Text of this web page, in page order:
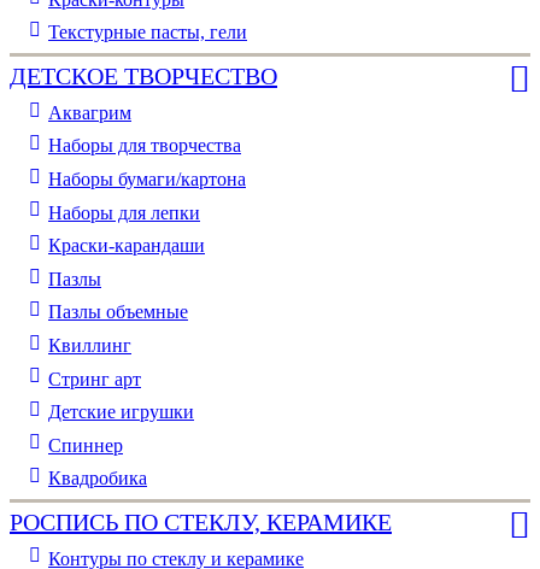
Текстурные пасты, гели
ДЕТСКОЕ ТВОРЧЕСТВО
Аквагрим
Наборы для творчества
Наборы бумаги/картона
Наборы для лепки
Краски-карандаши
Пазлы
Пазлы объемные
Квиллинг
Стринг арт
Детские игрушки
Спиннер
Квадробика
РОСПИСЬ ПО СТЕКЛУ, КЕРАМИКЕ
Контуры по стеклу и керамике